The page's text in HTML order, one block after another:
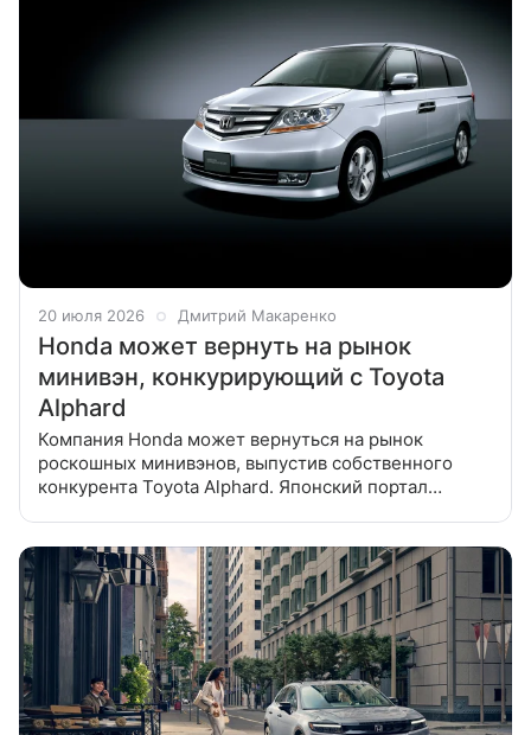
20 июля 2026 Дмитрий Макаренко
Honda может вернуть на рынок
минивэн, конкурирующий с Toyota
Alphard
Компания Honda может вернуться на рынок
роскошных минивэнов, выпустив собственного
конкурента Toyota Alphard. Японский портал